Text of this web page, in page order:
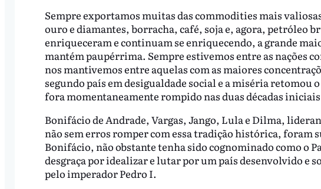
Sempre exportamos muitas das commodities mais
ouro e diamantes, borracha, café, soja e, agora, petróleo
enriqueceram e continuam se enriquecendo, a grande
mantém paupérrima. Sempre estivemos entre as nações
nos mantivemos entre aquelas com as maiores
segundo país em desigualdade social e a miséria retomou
fora momentaneamente rompido nas duas décadas iniciais
Bonifácio de Andrade, Vargas, Jango, Lula e Dilma,
não sem erros romper com essa tradição histórica, foram
Bonifácio, não obstante tenha sido cognominado como o
desgraça por idealizar e lutar por um país desenvolvido e
pelo imperador Pedro I.